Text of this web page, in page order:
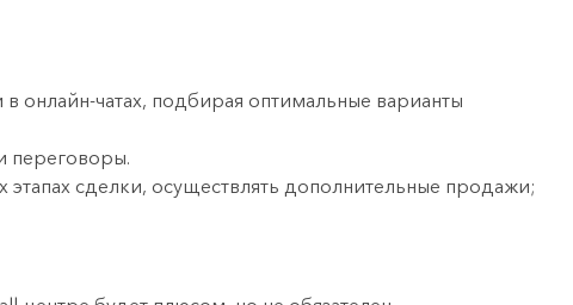
онлайн-чатах, подбирая оптимальные варианты
переговоры.
этапах сделки, осуществлять дополнительные продажи;